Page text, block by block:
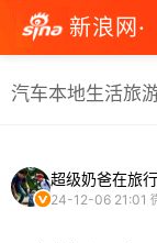
新浪网·
汽车本地生活旅
超级奶爸在旅行
24-12-06 21:01